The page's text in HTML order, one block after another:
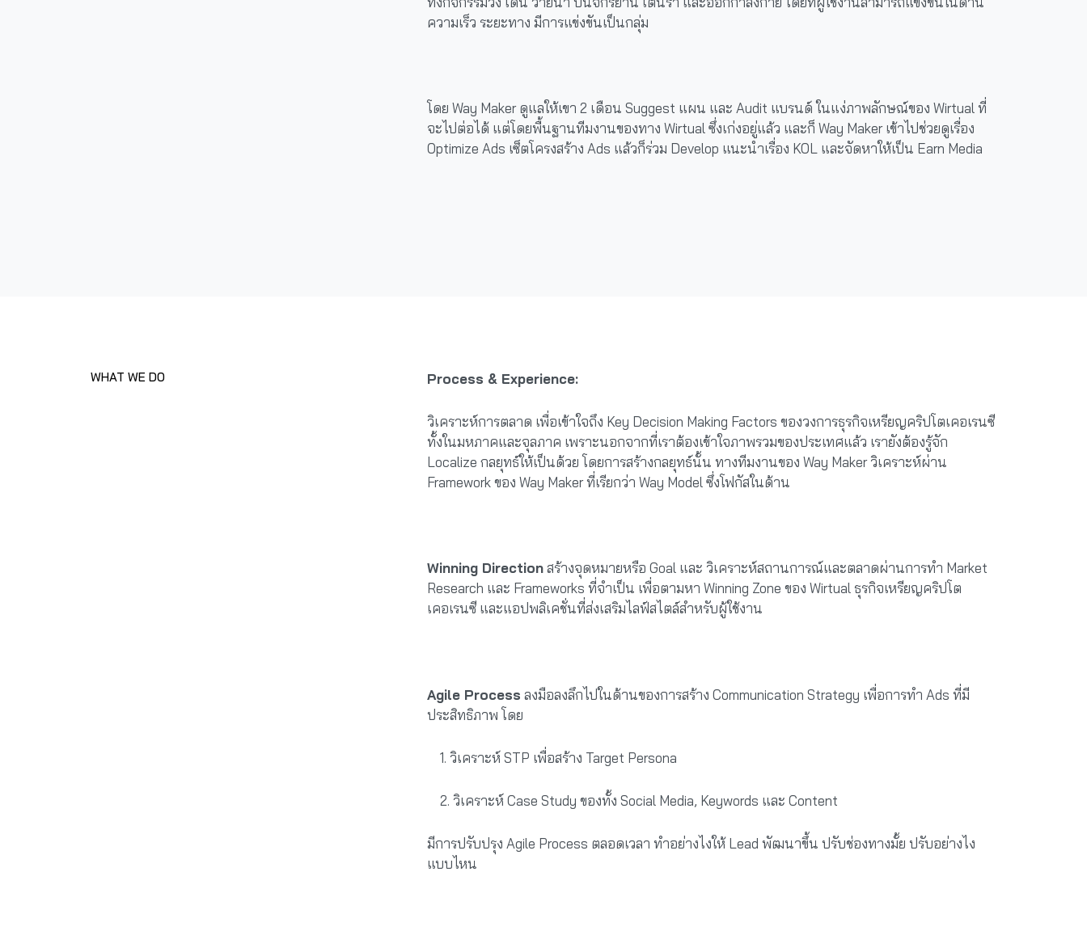
ความเร็ว ระยะทาง มีการแข่งขันเป็นกลุ่ม
โดย Way Maker ดูแลให้เขา 2 เดือน Suggest แผน และ Audit แบรนด์ ในแง่ภาพลักษณ์ของ Wirtual ที่
จะไปต่อได้ แต่โดยพื้นฐานทีมงานของทาง Wirtual ซึ่งเก่งอยู่แล้ว และก็ Way Maker เข้าไปช่วยดูเรื่อง
Optimize Ads เซ็ตโครงสร้าง Ads แล้วก็ร่วม Develop แนะนำเรื่อง KOL และจัดหาให้เป็น Earn Media
WHAT WE DO Process & Experience:
วิเคราะห์การตลาด เพื่อเข้าใจถึง Key Decision Making Factors ของวงการธุรกิจเหรียญคริปโตเคอเรนซี
ทั้งในมหภาคและจุลภาค เพราะนอกจากที่เราต้องเข้าใจภาพรวมของประเทศแล้ว เรายังต้องรู้จัก
Localize กลยุทธ์ให้เป็นด้วย โดยการสร้างกลยุทธ์นั้น ทางทีมงานของ Way Maker วิเคราะห์ผ่าน
Framework ของ Way Maker ที่เรียกว่า Way Model ซึ่งโฟกัสในด้าน
Winning Directionสร้างจุดหมายหรือ Goal และ วิเคราะห์สถานการณ์และตลาดผ่านการทำ Market
Research และ Frameworks ที่จำเป็น เพื่อตามหา Winning Zone ของ Wirtual ธุรกิจเหรียญคริปโต
เคอเรนซี และแอปพลิเคชั่นที่ส่งเสริมไลฟ์สไตล์สำหรับผู้ใช้งาน
Agile Process ลงมือลงลึกไปในด้านของการสร้าง Communication Strategy เพื่อการทำ Ads ที่มี
ประสิทธิภาพ โดย
1. วิเคราะห์ STP เพื่อสร้าง Target Persona
2. วิเคราะห์ Case Study ของทั้ง Social Media, Keywords และ Content
มีการปรับปรุง Agile Process ตลอดเวลา ทำอย่างไงให้ Lead พัฒนาขึ้น ปรับช่องทางมั้ย ปรับอย่างไง
แบบไหน